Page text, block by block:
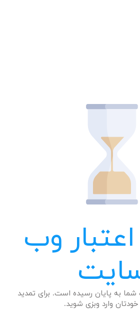
وب
به پایان رسیده است. برای تمدید
وارد وبزی شوید.